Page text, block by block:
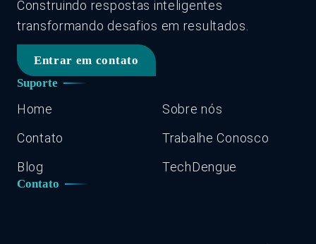
Construindo respostas inteligentes
transformando desafios em resultados.
Entrar em contato
Suporte
Home
Sobre nós
Contato
Trabalhe Conosco
Blog
TechDengue
Contato